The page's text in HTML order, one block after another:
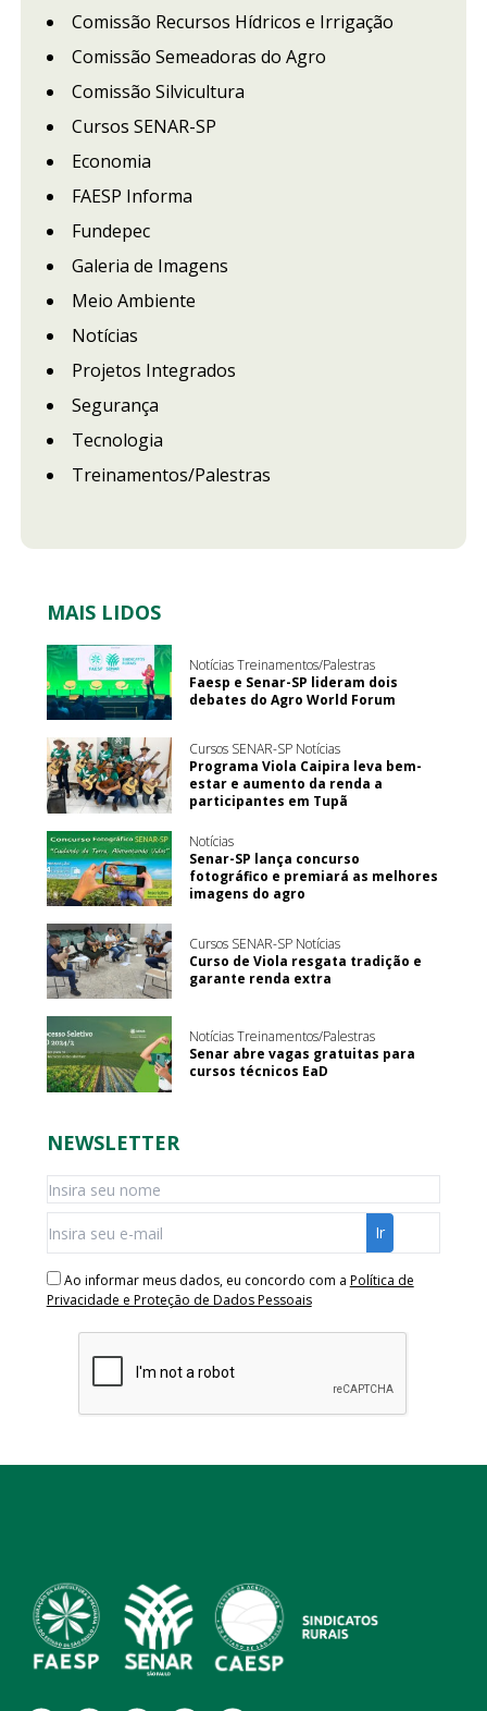
Comissão Recursos Hídricos e Irrigação
Comissão Semeadoras do Agro
Comissão Silvicultura
Cursos SENAR-SP
Economia
FAESP Informa
Fundepec
Galeria de Imagens
Meio Ambiente
Notícias
Projetos Integrados
Segurança
Tecnologia
Treinamentos/Palestras
MAIS LIDOS
Notícias Treinamentos/Palestras
Faesp e Senar-SP lideram dois
debates do Agro World Forum
Cursos SENAR-SP Notícias
Programa Viola Caipira leva bem-
estar e aumento da renda a
participantes em Tupã
Notícias
Senar-SP lança concurso
fotográfico e premiará as melhores
imagens do agro
Cursos SENAR-SP Notícias
Curso de Viola resgata tradição e
garante renda extra
Notícias Treinamentos/Palestras
Senar abre vagas gratuitas para
cursos técnicos EaD
NEWSLETTER
Ao informar meus dados, eu concordo com a Política de
Privacidade e Proteção de Dados Pessoais